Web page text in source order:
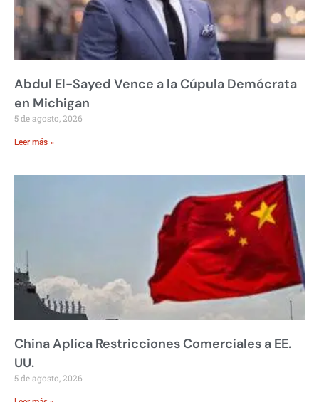
Abdul El-Sayed Vence a la Cúpula Demócrata
en Michigan
5 de agosto, 2026
Leer más »
China Aplica Restricciones Comerciales a EE.
UU.
5 de agosto, 2026